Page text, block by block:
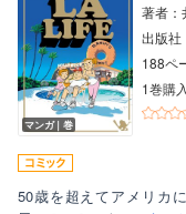
マンガ｜巻
著者：
出版社
188ペ
1巻購
50歳を超えてアメリカ